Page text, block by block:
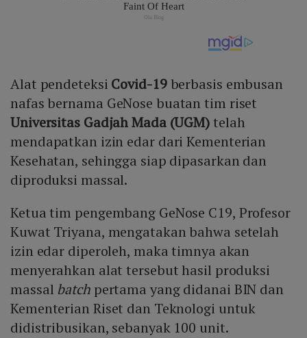
Alat pendeteksi Covid-19berbasis embusan
nafas bernama GeNose buatan tim riset
Universitas Gadjah Mada (UGM)telah
mendapatkan izin edar dari Kementerian
Kesehatan, sehingga siap dipasarkan dan
diproduksi massal.
Ketua tim pengembang GeNose C19, Profesor
Kuwat Triyana, mengatakan bahwa setelah
izin edar diperoleh, maka timnya akan
menyerahkan alat tersebut hasil produksi
massal batch pertama yang didanai BIN dan
Kementerian Riset dan Teknologi untuk
didistribusikan, sebanyak 100 unit.